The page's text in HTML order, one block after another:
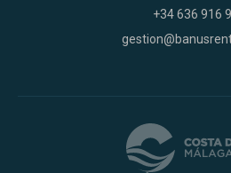
+34 636 916